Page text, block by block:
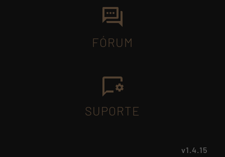
FÓRUM
SUPORTE
v1.4.15